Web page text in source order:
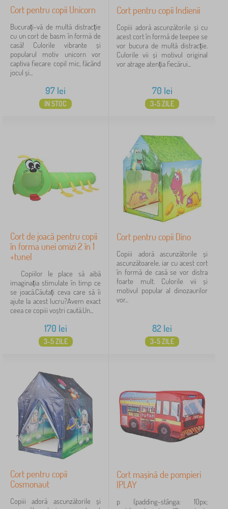
Caută în filtru
Disponibilitate
Tipul ofertei
Etichete
Cort pentru copii Unicorn
Bucurați-vă de multă distracție
cu un cort de basm în formă de
casă! Culorile vibrante și
popularul motiv unicorn vor
captiva fiecare copil mic, făcând
jocul și...
97 lei
IN STOC
Cort pentru copii Indienii
Copiii adoră ascunzătorile și cu
acest cort în formă de teepee se
vor bucura de multă distracție.
Culorile vii și motivul original
vor atrage atenția fiecărui...
70 lei
3-5 ZILE
Cort de joacă pentru copii
în forma unei omizi 2 în 1
+tunel
Copiilor le place să aibă
imaginația stimulate în timp ce
se joacă.Căutați ceva care să îi
ajute la acest lucru?Avem exact
ceea ce copiii voștri caută.Un...
170 lei
3-5 ZILE
Cort pentru copii Dino
Copiii adoră ascunzătorile și
ascunzătoarele, iar cu acest cort
în formă de casă se vor distra
foarte mult. Culorile vii și
motivul popular al dinozaurilor
vor...
82 lei
3-5 ZILE
Cort pentru copii
Cosmonaut
Copiii adoră ascunzătorile și
Cort mașină de pompieri
IPLAY
p {padding-stânga: 10px;